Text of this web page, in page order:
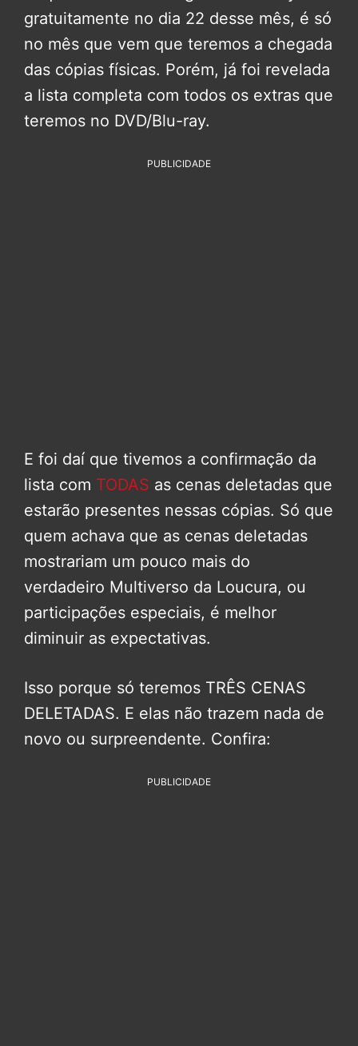
gratuitamente no dia 22 desse mês, é só
no mês que vem que teremos a chegada
das cópias físicas. Porém, já foi revelada
a lista completa com todos os extras que
teremos no DVD/Blu-ray.
PUBLICIDADE
E foi daí que tivemos a confirmação da
lista com TODAS as cenas deletadas que
estarão presentes nessas cópias. Só que
quem achava que as cenas deletadas
mostrariam um pouco mais do
verdadeiro Multiverso da Loucura, ou
participações especiais, é melhor
diminuir as expectativas.
Isso porque só teremos TRÊS CENAS
DELETADAS. E elas não trazem nada de
novo ou surpreendente. Confira:
PUBLICIDADE